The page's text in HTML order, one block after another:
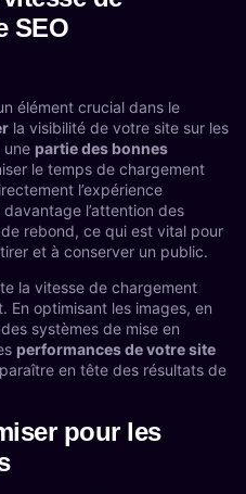
SEO
élément crucial dans le
la visibilité de votre site sur les
une partie des bonnes
le temps de chargement
l’expérience
l’attention des
rebond, ce qui est vital pour
et à conserver un public.
la vitesse de chargement
En optimisant les images, en
systèmes de mise en
performances de votre site
en tête des résultats de
pour les